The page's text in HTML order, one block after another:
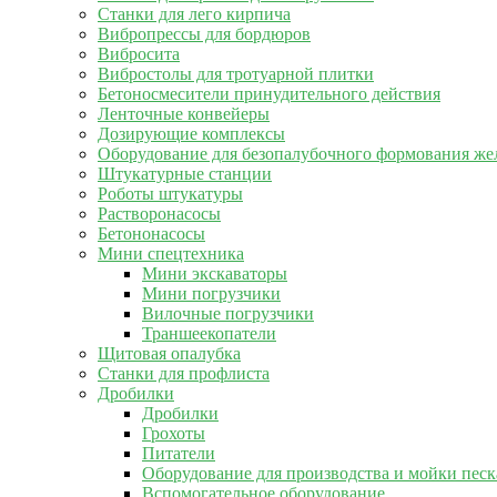
Станки для лего кирпича
Вибропрессы для бордюров
Вибросита
Вибростолы для тротуарной плитки
Бетоносмесители принудительного действия
Ленточные конвейеры
Дозирующие комплексы
Оборудование для безопалубочного формования
Штукатурные станции
Роботы штукатуры
Растворонасосы
Бетононасосы
Мини спецтехника
Мини экскаваторы
Мини погрузчики
Вилочные погрузчики
Траншеекопатели
Щитовая опалубка
Станки для профлиста
Дробилки
Дробилки
Грохоты
Питатели
Оборудование для производства и мойки
Вспомогательное оборудование